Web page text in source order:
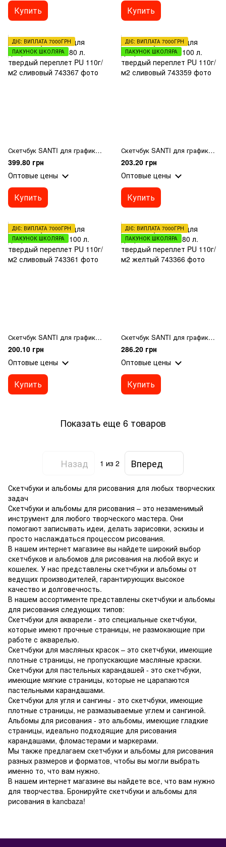
Купить Купить
ДІЄ: ВИПЛАТА 7000ГРН
ПАКУНОК ШКОЛЯРА
Скетчбук SANTI для графики 16х23см 80 л. твердый переплет PU 110г/м2 сливовый
399.80 грн
Оптовые цены
Купить
ДІЄ: ВИПЛАТА 7000ГРН
ПАКУНОК ШКОЛЯРА
Скетчбук SANTI для графики 10х15см 100 л. твердый переплет PU 110г/м2 сливовый
203.20 грн
Оптовые цены
Купить
ДІЄ: ВИПЛАТА 7000ГРН
ПАКУНОК ШКОЛЯРА
Скетчбук SANTI для графики 12х12см 100 л. твердый переплет PU 110г/м2 сливовый
200.10 грн
Оптовые цены
Купить
ДІЄ: ВИПЛАТА 7000ГРН
ПАКУНОК ШКОЛЯРА
Скетчбук SANTI для графики 15х15см 80 л. твердый переплет PU 110г/м2 желтый
286.20 грн
Оптовые цены
Купить
Показать еще 6 товаров
Назад 1 из 2 Вперед
Скетчбуки и альбомы для рисования для любых творческих
задач
Скетчбуки и альбомы для рисования – это незаменимый
инструмент для любого творческого мастера. Они
помогают записывать идеи, делать зарисовки, эскизы и
просто наслаждаться процессом рисования.
В нашем интернет магазине вы найдете широкий выбор
скетчбуков и альбомов для рисования на любой вкус и
кошелек. У нас представлены скетчбуки и альбомы от
ведущих производителей, гарантирующих высокое
качество и долговечность.
В нашем ассортименте представлены скетчбуки и альбомы
для рисования следующих типов:
Скетчбуки для акварели - это специальные скетчбуки,
которые имеют прочные страницы, не размокающие при
работе с акварелью.
Скетчбуки для масляных красок – это скетчбуки, имеющие
плотные страницы, не пропускающие масляные краски.
Скетчбуки для пастельных карандашей - это скетчбуки,
имеющие мягкие страницы, которые не царапаются
пастельными карандашами.
Скетчбуки для угля и сангины - это скетчбуки, имеющие
плотные страницы, не размазываемые углем и сангиной.
Альбомы для рисования - это альбомы, имеющие гладкие
страницы, идеально подходящие для рисования
карандашами, фломастерами и маркерами.
Мы также предлагаем скетчбуки и альбомы для рисования
разных размеров и форматов, чтобы вы могли выбрать
именно то, что вам нужно.
В нашем интернет магазине вы найдете все, что вам нужно
для творчества. Бронируйте скетчбуки и альбомы для
рисования в kancbaza!